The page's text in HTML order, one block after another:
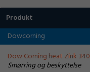
Produkt
Dowcorning
Dow Corning heat Zink 340
Smørring og beskyttelse